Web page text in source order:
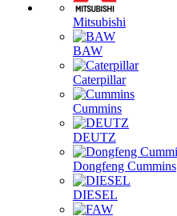
Mitsubishi
BAW
Caterpillar
Cummins
DEUTZ
Dongfeng Cummins
DIESEL